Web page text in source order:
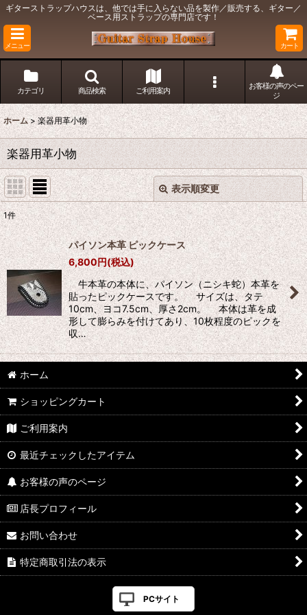
ギターストラップハウスは、他では手に入らない品を製作／販売する、ギター／
ベース用ストラップの専門店です！
メニュー カート
カテゴリ 商品検索 ご利用案内
お客様の声のペー
ジ
ホーム > 楽器用革小物
楽器用革小物
表示順変更
表示数:
在庫あり
並び順:
絞り込む
閉じる
1件
パイソン本革 ピックケース
6,800円(税込)
牛本革の本体に、パイソン（ニシキ蛇）本革を
貼ったピックケースです。 サイズは、タテ
10cm、ヨコ7.5cm、厚さ2cm。 本体は革を成
形して膨らみを付けてあり、10枚程度のピックを
収…
ホーム
ショッピングカート
ご利用案内
最近チェックしたアイテム
お客様の声のページ
店長プロフィール
お問い合わせ
特定商取引法の表示
PCサイト